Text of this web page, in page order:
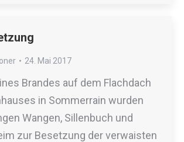
24. Mai 2017
Brandes auf dem Flachdach
in Sommerrain wurden
Wangen, Sillenbuch und
zur Besetzung der verwaisten